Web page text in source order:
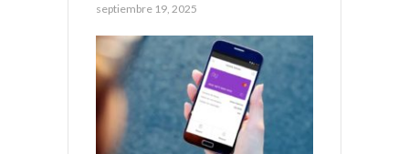
septiembre 19, 2025